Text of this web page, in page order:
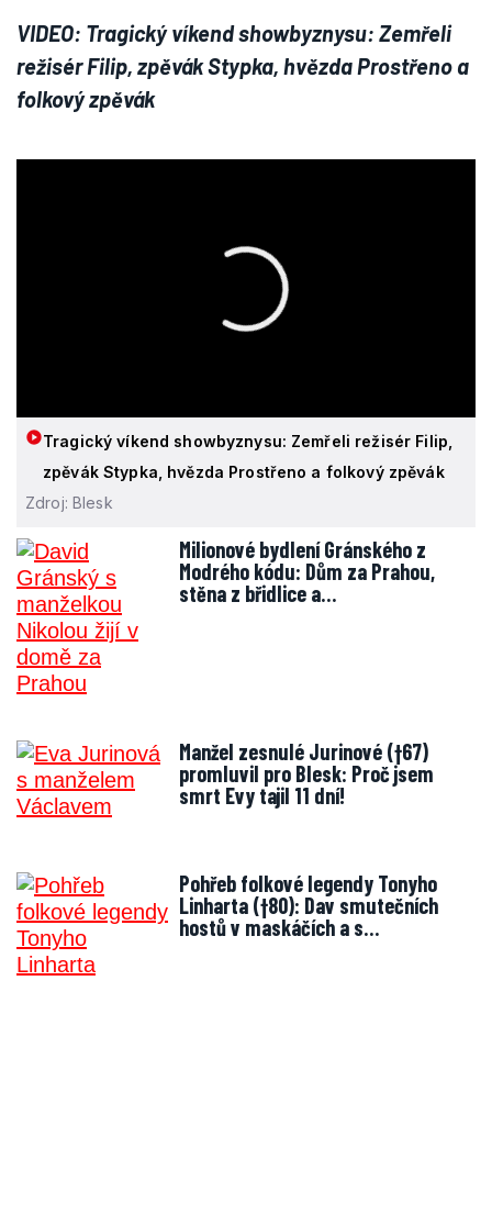
VIDEO: Tragický víkend showbyznysu: Zemřeli
režisér Filip, zpěvák Stypka, hvězda Prostřeno a
folkový zpěvák
Tragický víkend showbyznysu: Zemřeli režisér Filip,
zpěvák Stypka, hvězda Prostřeno a folkový zpěvák
Zdroj: Blesk
Milionové bydlení Gránského z
Modrého kódu: Dům za Prahou,
stěna z břidlice a…
Manžel zesnulé Jurinové (†67)
promluvil pro Blesk: Proč jsem
smrt Evy tajil 11 dní!
Pohřeb folkové legendy Tonyho
Linharta (†80): Dav smutečních
hostů v maskáčích a s…